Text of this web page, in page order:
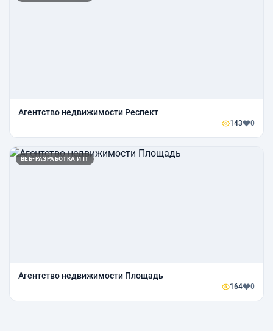
Агентство недвижимости Респект
143 0
ВЕБ-РАЗРАБОТКА И IT
Агентство недвижимости Площадь
164 0